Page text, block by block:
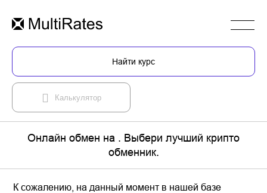
Найти курс
Калькулятор
Онлайн обмен на . Выбери лучший крипто
обменник.
К сожалению, на данный момент в нашей базе